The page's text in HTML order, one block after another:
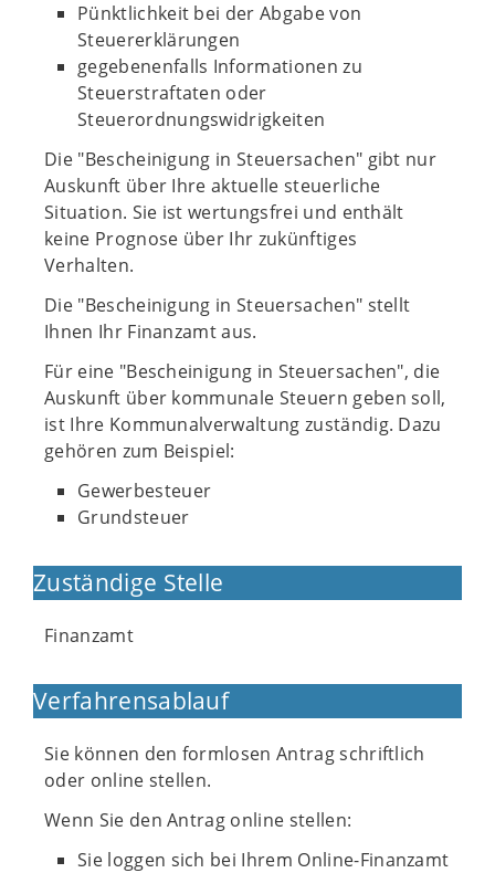
Pünktlichkeit bei der Abgabe von
Steuererklärungen
gegebenenfalls Informationen zu
Steuerstraftaten oder
Steuerordnungswidrigkeiten
Die "Bescheinigung in Steuersachen" gibt nur
Auskunft über Ihre aktuelle steuerliche
Situation. Sie ist wertungsfrei und enthält
keine Prognose über Ihr zukünftiges
Verhalten.
Die "Bescheinigung in Steuersachen" stellt
Ihnen Ihr Finanzamt aus.
Für eine "Bescheinigung in Steuersachen", die
Auskunft über kommunale Steuern geben soll,
ist Ihre Kommunalverwaltung zuständig. Dazu
gehören zum Beispiel:
Gewerbesteuer
Grundsteuer
Zuständige Stelle
Finanzamt
Verfahrensablauf
Sie können den formlosen Antrag schriftlich
oder online stellen.
Wenn Sie den Antrag online stellen:
Sie loggen sich bei Ihrem Online-Finanzamt